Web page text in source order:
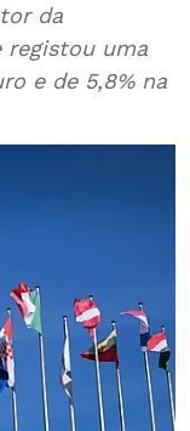
da
registou uma
e de 5,8% na